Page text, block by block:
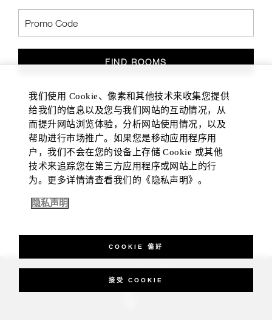
FIND ROOMS
_Four Seasons Hotels Limited 1997-2026. All Rights Reserved.
我们使用 Cookie、像素和其他技术来收集您提供
给我们的信息以及您与我们网站的互动情况，从
而提升网站浏览体验，分析网站使用情况，以及
帮助进行市场推广。如果您是移动应用程序用
户，我们不会在您的设备上存储 Cookie 或其他
技术来追踪您在第三方应用程序或网站上的行
为。更多详情请查看我们的《隐私声明》。
隐私声明
COOKIE 偏好
接受 COOKIE